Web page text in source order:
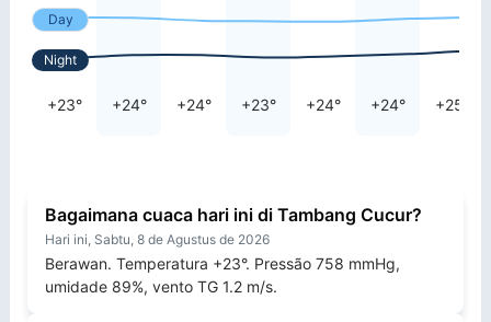
+23° +24° +24° +23° +24° +24° +25°
Day
Night
Bagaimana cuaca hari ini di Tambang Cucur?
Hari ini, Sabtu, 8 de Agustus de 2026
Berawan. Temperatura +23°. Pressão 758 mmHg,
umidade 89%, vento TG 1.2 m/s.